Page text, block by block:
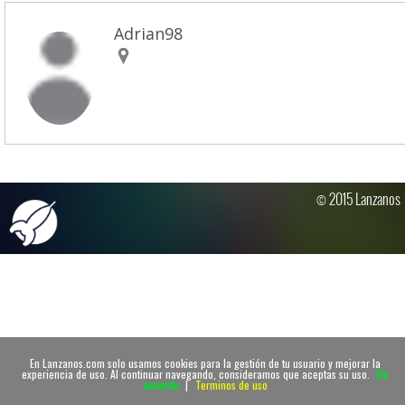
En Lanzanos.com solo usamos cookies para la gestión de tu usuario y mejorar la
experiencia de uso. Al continuar navegando, consideramos que aceptas su uso. De
acuerdo | Terminos de uso
Adrian98
© 2015 Lanzanos